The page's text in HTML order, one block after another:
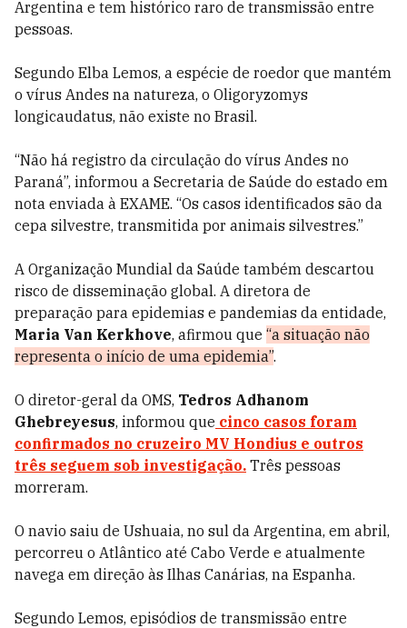
Argentina e tem histórico raro de transmissão entre
pessoas.
Segundo Elba Lemos, a espécie de roedor que mantém
o vírus Andes na natureza, o Oligoryzomys
longicaudatus, não existe no Brasil.
“Não há registro da circulação do vírus Andes no
Paraná”, informou a Secretaria de Saúde do estado em
nota enviada à EXAME. “Os casos identificados são da
cepa silvestre, transmitida por animais silvestres.”
A Organização Mundial da Saúde também descartou
risco de disseminação global. A diretora de
preparação para epidemias e pandemias da entidade,
Maria Van Kerkhove, afirmou que “a situação não
representa o início de uma epidemia”.
O diretor-geral da OMS, Tedros Adhanom
Ghebreyesus, informou que cinco casos foram
confirmados no cruzeiro MV Hondius e outros
três seguem sob investigação. Três pessoas
morreram.
O navio saiu de Ushuaia, no sul da Argentina, em abril,
percorreu o Atlântico até Cabo Verde e atualmente
navega em direção às Ilhas Canárias, na Espanha.
Segundo Lemos, episódios de transmissão entre